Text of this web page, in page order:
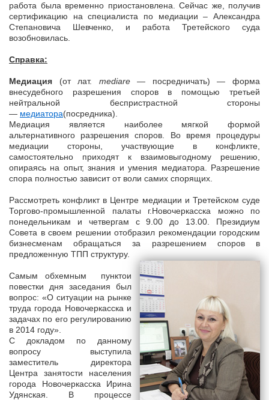
работа была временно приостановлена. Сейчас же, получив
сертификацию на специалиста по медиации – Александра
Степановича Шевченко, и работа Третейского суда
возобновилась.
Справка:
Медиация (от лат. mediare— посредничать) — форма
внесудебного разрешения споров в помощью третьей
нейтральной беспристрастной стороны
— медиатора(посредника).
Медиация является наиболее мягкой формой
альтернативного разрешения споров. Во время процедуры
медиации стороны, участвующие в конфликте,
самостоятельно приходят к взаимовыгодному решению,
опираясь на опыт, знания и умения медиатора. Разрешение
спора полностью зависит от воли самих спорящих.
Рассмотреть конфликт в Центре медиации и Третейском суде
Торгово-промышленной палаты г.Новочеркасска можно по
понедельникам и четвергам с 9.00 до 13.00. Президиум
Совета в своем решении отобразил рекомендации городским
бизнесменам обращаться за разрешением споров в
предложенную ТПП структуру.
Самым обхемным пунктои
повестки дня заседания был
вопрос: «О ситуации на рынке
труда города Новочеркасска и
задачах по его регулированию
в 2014 году».
С докладом по данному
вопросу выступила
заместитель директора
Центра занятости населения
города Новочеркасска Ирина
Удянская. В процессе